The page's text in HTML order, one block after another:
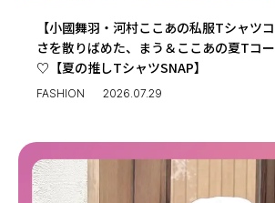
【小國舞羽・河村ここあの私服Tシャツ
さを散りばめた、まう＆ここあの夏Tコ
♡【夏の推しTシャツSNAP】
FASHION 2026.07.29